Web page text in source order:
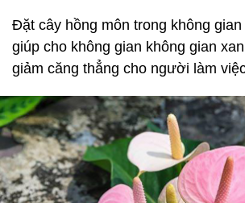
Đặt cây hồng môn trong không
giúp cho không gian không gian
giảm căng thẳng cho người làm